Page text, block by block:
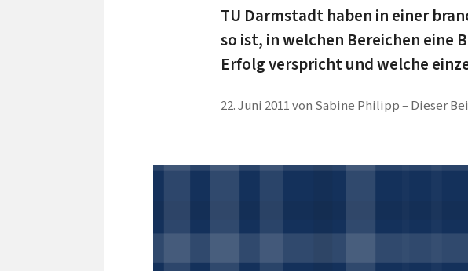
TU Darmstadt haben in einer
so ist, in welchen Bereichen
Erfolg verspricht und welche
22. Juni 2011von Sabine Philipp Dieser